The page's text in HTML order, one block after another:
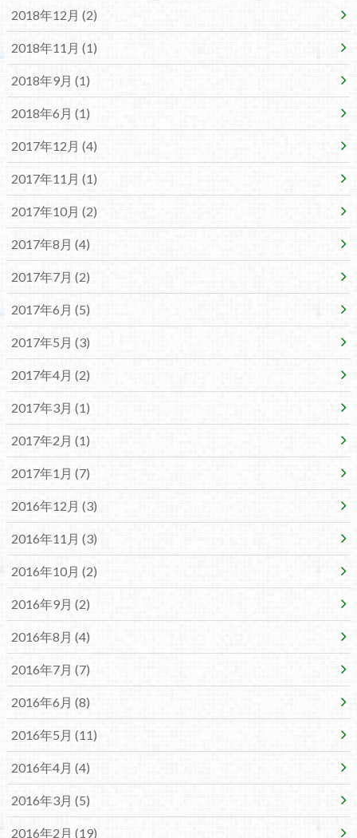
2018年12月 (2)
2018年11月 (1)
2018年9月 (1)
2018年6月 (1)
2017年12月 (4)
2017年11月 (1)
2017年10月 (2)
2017年8月 (4)
2017年7月 (2)
2017年6月 (5)
2017年5月 (3)
2017年4月 (2)
2017年3月 (1)
2017年2月 (1)
2017年1月 (7)
2016年12月 (3)
2016年11月 (3)
2016年10月 (2)
2016年9月 (2)
2016年8月 (4)
2016年7月 (7)
2016年6月 (8)
2016年5月 (11)
2016年4月 (4)
2016年3月 (5)
2016年2月 (19)